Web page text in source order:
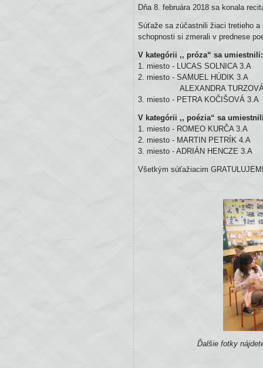
Dňa 8. februára 2018 sa konala
Súťaže sa zúčastnili žiaci tretieho
schopnosti si zmerali v prednese
V kategórii ,, próza“ sa umiestnili:
1. miesto - LUCAS SOLNICA 3.A
2. miesto - SAMUEL HÚDIK 3.A
ALEXANDRA TURZOVÁ
3. miesto - PETRA KOČIŠOVÁ 3.A
V kategórii ,, poézia“ sa
1. miesto - ROMEO KURČA 3.A
2. miesto - MARTIN PETRÍK 4.A
3. miesto - ADRIÁN HENCZE 3.A
Všetkým súťažiacim
Ďalšie fotky